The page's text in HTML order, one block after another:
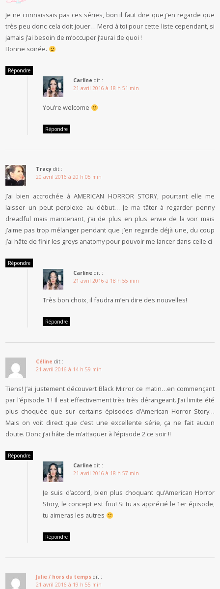
Je ne connaissais pas ces séries, bon il faut dire que j’en regarde que
très peu donc cela doit jouer… Merci à toi pour cette liste cependant, si
jamais j’ai besoin de m’occuper j’aurai de quoi !
Bonne soirée.
Répondre
Carline dit :
21 avril 2016 à 18 h 51 min
You’re welcome
Répondre
Tracy dit :
20 avril 2016 à 20 h 05 min
J’ai bien accrochée à AMERICAN HORROR STORY, pourtant elle me
laisser un peut perplexe au début… Je ma tâter à regarder penny
dreadful mais maintenant, j’ai de plus en plus envie de la voir mais
j’aime pas trop mélanger pendant que j’en regarde déjà une, du coup
j’ai hâte de finir les greys anatomy pour pouvoir me lancer dans celle ci
Répondre
Carline dit :
21 avril 2016 à 18 h 55 min
Très bon choix, il faudra m’en dire des nouvelles!
Répondre
Céline dit :
21 avril 2016 à 14 h 59 min
Tiens! J’ai justement découvert Black Mirror ce matin…en commençant
par l’épisode 1 ! Il est effectivement très très dérangeant. J’ai limite été
plus choquée que sur certains épisodes d’American Horror Story…
Mais on voit direct que c’est une excellente série, ça ne fait aucun
doute. Donc j’ai hâte de m’attaquer à l’épisode 2 ce soir !!
Répondre
Carline dit :
21 avril 2016 à 18 h 57 min
Je suis d’accord, bien plus choquant qu’American Horror
Story, le concept est fou! Si tu as apprécié le 1er épisode,
tu aimeras les autres
Répondre
Julie / hors du temps dit :
21 avril 2016 à 19 h 55 min